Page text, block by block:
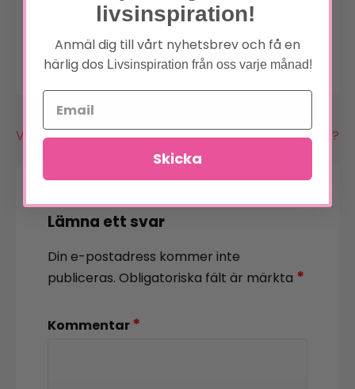
Inläggsnavigering
Vilket kort väljer du? Vilket kort väljer du?
Lämna ett svar
Din e-postadress kommer inte
publiceras. Obligatoriska fält är märkta *
Kommentar*
livsinspiration!
Anmäl dig till vårt nyhetsbrev och få en
härlig dos Livsinspiration från oss varje månad!
Skicka